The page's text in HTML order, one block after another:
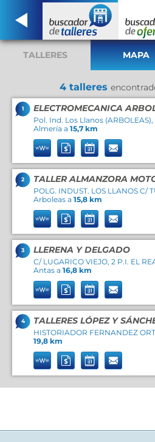
TALLERES MAPA
4 talleres
1 ELECTROMECANICA
Pol. Ind. Los Llanos
Almería a 15,7 km
2 TALLER ALMANZORA
POLG. INDUST. LOS LLANOS C/
Arboleas a 15,8 km
3 LLERENA Y DELGADO
C/ LUGARICO VIEJO, 2 P.I. EL
Antas a 16,8 km
4 TALLERES LÓPEZ Y
HISTORIADOR FERNANDEZ
19,8 km